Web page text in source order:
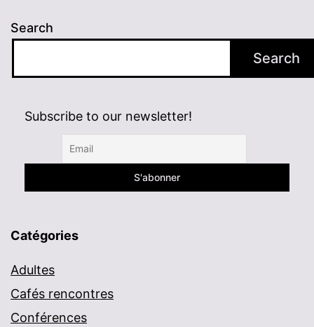
Search
Search
Subscribe to our newsletter!
Catégories
Adultes
Cafés rencontres
Conférences